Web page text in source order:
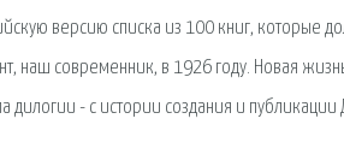
версию списка из 100 книг, которые
наш современник, в 1926 году. Новая
дилогии - с истории создания и публикации